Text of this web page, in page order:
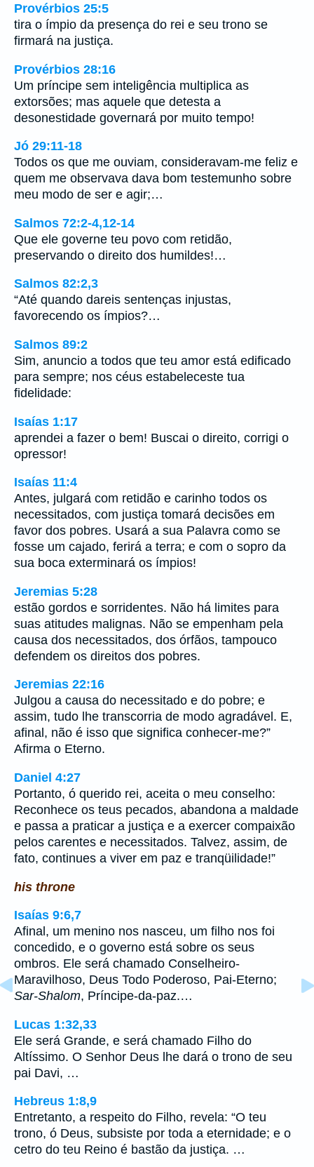
Provérbios 25:5
tira o ímpio da presença do rei e seu trono se
firmará na justiça.
Provérbios 28:16
Um príncipe sem inteligência multiplica as
extorsões; mas aquele que detesta a
desonestidade governará por muito tempo!
Jó 29:11-18
Todos os que me ouviam, consideravam-me feliz e
quem me observava dava bom testemunho sobre
meu modo de ser e agir;…
Salmos 72:2-4,12-14
Que ele governe teu povo com retidão,
preservando o direito dos humildes!…
Salmos 82:2,3
“Até quando dareis sentenças injustas,
favorecendo os ímpios?…
Salmos 89:2
Sim, anuncio a todos que teu amor está edificado
para sempre; nos céus estabeleceste tua
fidelidade:
Isaías 1:17
aprendei a fazer o bem! Buscai o direito, corrigi o
opressor!
Isaías 11:4
Antes, julgará com retidão e carinho todos os
necessitados, com justiça tomará decisões em
favor dos pobres. Usará a sua Palavra como se
fosse um cajado, ferirá a terra; e com o sopro da
sua boca exterminará os ímpios!
Jeremias 5:28
estão gordos e sorridentes. Não há limites para
suas atitudes malignas. Não se empenham pela
causa dos necessitados, dos órfãos, tampouco
defendem os direitos dos pobres.
Jeremias 22:16
Julgou a causa do necessitado e do pobre; e
assim, tudo lhe transcorria de modo agradável. E,
afinal, não é isso que significa conhecer-me?”
Afirma o Eterno.
Daniel 4:27
Portanto, ó querido rei, aceita o meu conselho:
Reconhece os teus pecados, abandona a maldade
e passa a praticar a justiça e a exercer compaixão
pelos carentes e necessitados. Talvez, assim, de
fato, continues a viver em paz e tranqüilidade!”
his throne
Isaías 9:6,7
Afinal, um menino nos nasceu, um filho nos foi
concedido, e o governo está sobre os seus
ombros. Ele será chamado Conselheiro-
Maravilhoso, Deus Todo Poderoso, Pai-Eterno;
Sar-Shalom, Príncipe-da-paz.…
Lucas 1:32,33
Ele será Grande, e será chamado Filho do
Altíssimo. O Senhor Deus lhe dará o trono de seu
pai Davi, …
Hebreus 1:8,9
Entretanto, a respeito do Filho, revela: “O teu
trono, ó Deus, subsiste por toda a eternidade; e o
cetro do teu Reino é bastão da justiça. …